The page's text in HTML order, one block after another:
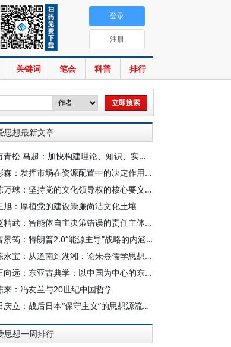
关键词 笔会 科普 排行
登录
注册
思想最新文章
万青松 马超：加快构建理论、知识、实践一体发展的区域国别自主知识体系
彭森：发挥市场在资源配置中的决定作用是中国改革的最基本经验
陈万球：坚持党的文化领导权的核心要义、历史必然性和科学方法
旭：厚植党的建设崇廉尚洁文化土壤
赵精武：智能体自主决策错误的责任主体与边界
富景筠：特朗普2.0“能源主导”战略的内涵、举措与影响
陈永宝：从道南到湖湘：论朱熹儒学思想的演变
王向远：东亚古典学：以中国为中心的东亚学术文化共同体之建构
来：冯友兰与20世纪中国哲学
田庆立：战后日本“保守主义”的思想源流及核心价值探析
思想一周排行